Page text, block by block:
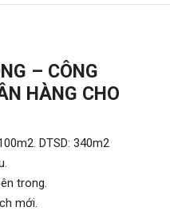
– CÔNG
HÀNG CHO
DTSD: 340m2
trong.
mới.